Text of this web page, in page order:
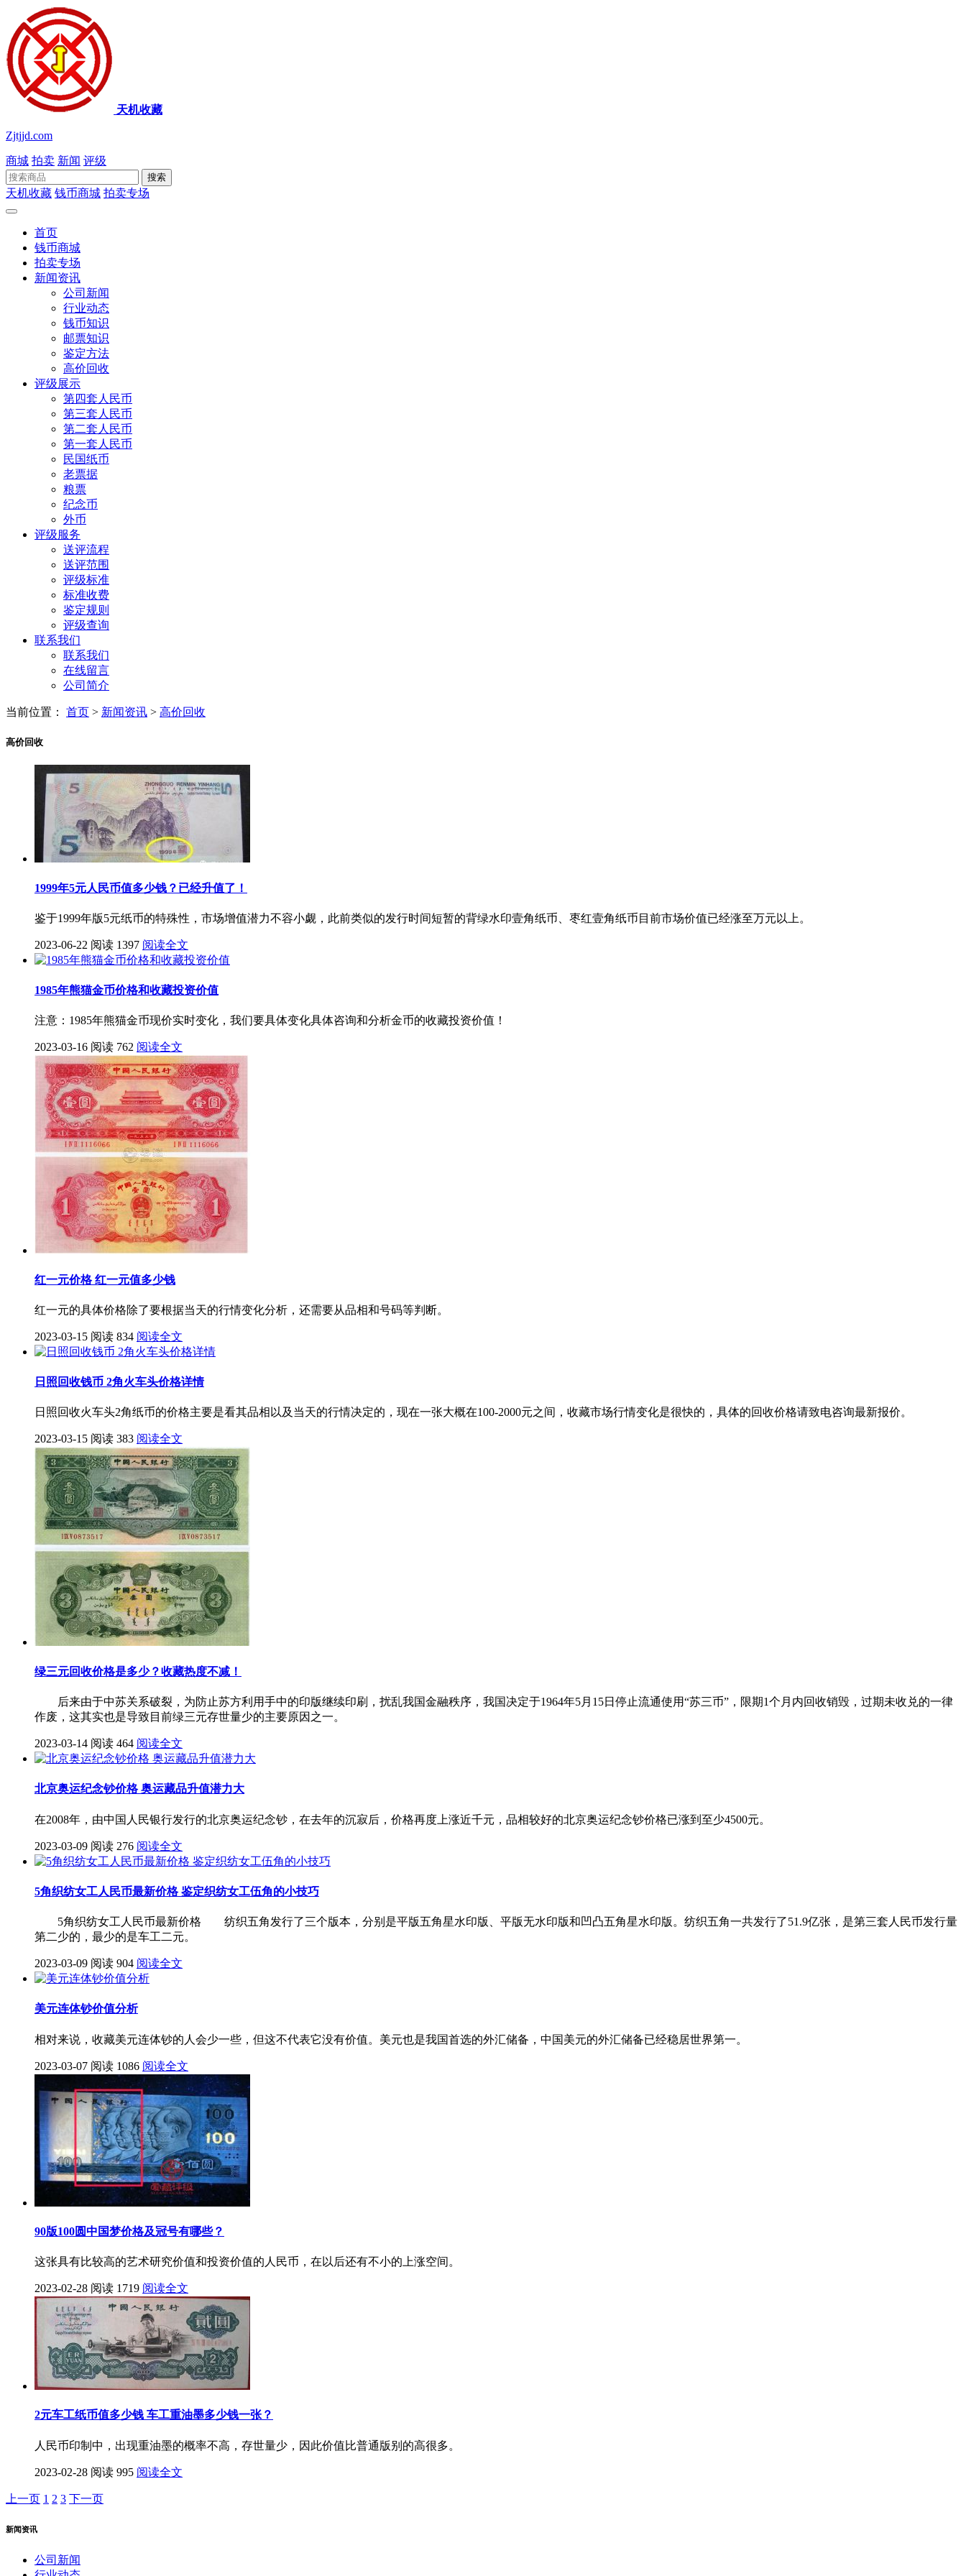
天机收藏
Zjtjjd.com
商城 拍卖 新闻 评级
搜索
天机收藏 钱币商城 拍卖专场
首页
钱币商城
拍卖专场
新闻资讯
公司新闻
行业动态
钱币知识
邮票知识
鉴定方法
高价回收
评级展示
第四套人民币
第三套人民币
第二套人民币
第一套人民币
民国纸币
老票据
粮票
纪念币
外币
评级服务
送评流程
送评范围
评级标准
标准收费
鉴定规则
评级查询
联系我们
联系我们
在线留言
公司简介
当前位置： 首页 > 新闻资讯 > 高价回收
高价回收
1999年5元人民币值多少钱？已经升值了！
鉴于1999年版5元纸币的特殊性，市场增值潜力不容小觑，此前类似的发行时间短暂的背绿水印壹角纸币、枣红壹角纸币目前市场价值已经涨至万元以上。
2023-06-22 阅读 1397 阅读全文
1985年熊猫金币价格和收藏投资价值
注意：1985年熊猫金币现价实时变化，我们要具体变化具体咨询和分析金币的收藏投资价值！
2023-03-16 阅读 762 阅读全文
红一元价格 红一元值多少钱
红一元的具体价格除了要根据当天的行情变化分析，还需要从品相和号码等判断。
2023-03-15 阅读 834 阅读全文
日照回收钱币 2角火车头价格详情
日照回收火车头2角纸币的价格主要是看其品相以及当天的行情决定的，现在一张大概在100-2000元之间，收藏市场行情变化是很快的，具体的回收价格请致电咨询最新报价。
2023-03-15 阅读 383 阅读全文
绿三元回收价格是多少？收藏热度不减！
后来由于中苏关系破裂，为防止苏方利用手中的印版继续印刷，扰乱我国金融秩序，我国决定于1964年5月15日停止流通使用“苏三币”，限期1个月内回收销毁，过期未收兑的一律
作废，这其实也是导致目前绿三元存世量少的主要原因之一。
2023-03-14 阅读 464 阅读全文
北京奥运纪念钞价格 奥运藏品升值潜力大
在2008年，由中国人民银行发行的北京奥运纪念钞，在去年的沉寂后，价格再度上涨近千元，品相较好的北京奥运纪念钞价格已涨到至少4500元。
2023-03-09 阅读 276 阅读全文
5角织纺女工人民币最新价格 鉴定织纺女工伍角的小技巧
5角织纺女工人民币最新价格 纺织五角发行了三个版本，分别是平版五角星水印版、平版无水印版和凹凸五角星水印版。纺织五角一共发行了51.9亿张，是第三套人民币发行量
第二少的，最少的是车工二元。
2023-03-09 阅读 904 阅读全文
美元连体钞价值分析
相对来说，收藏美元连体钞的人会少一些，但这不代表它没有价值。美元也是我国首选的外汇储备，中国美元的外汇储备已经稳居世界第一。
2023-03-07 阅读 1086 阅读全文
90版100圆中国梦价格及冠号有哪些？
这张具有比较高的艺术研究价值和投资价值的人民币，在以后还有不小的上涨空间。
2023-02-28 阅读 1719 阅读全文
2元车工纸币值多少钱 车工重油墨多少钱一张？
人民币印制中，出现重油墨的概率不高，存世量少，因此价值比普通版别的高很多。
2023-02-28 阅读 995 阅读全文
上一页 1 2 3 下一页
新闻资讯
公司新闻